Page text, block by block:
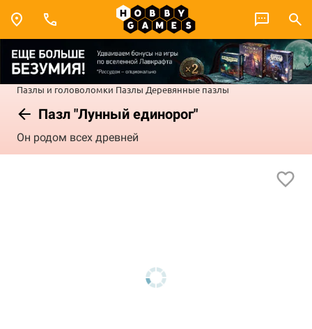
Пазлы и головоломки Пазлы Деревянные пазлы
Пазл "Лунный единорог"
Он родом всех древней